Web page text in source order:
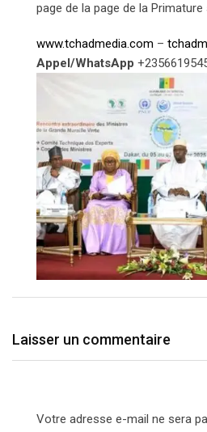
page de la page de la Primature
www.tchadmedia.com –
Appel/WhatsApp
Laisser un commentaire
Votre adresse e-mail ne sera